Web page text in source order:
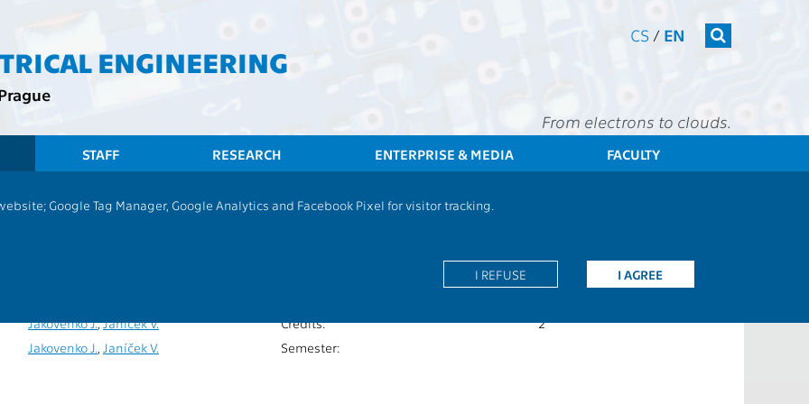
ENGINEERING
CS / EN
From electrons to clouds.
STAFF RESEARCH ENTERPRISE & MEDIA FACULTY
Google Tag Manager, Google Analytics and Facebook Pixel for visitor tracking.
I AGREE
I REFUSE
Jakovenko J.,Janíček V. Credits:
2
Jakovenko J., Janíček V. Semester: